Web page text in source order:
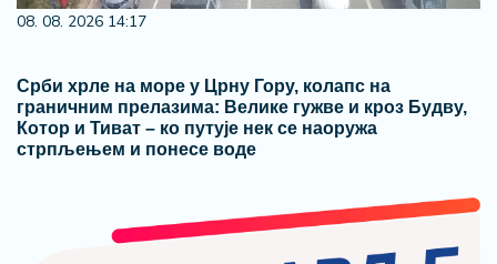
08. 08. 2026 14:17
Срби хрле на море у Црну Гору, колапс на
граничним прелазима: Велике гужве и кроз Будву,
Котор и Тиват – ко путује нек се наоружа
стрпљењем и понесе воде